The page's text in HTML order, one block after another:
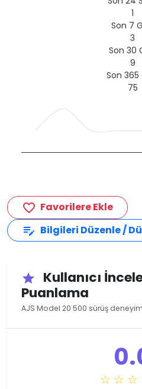
1
Son 7
3
Son 30
9
Son 365
75
favorite_border Favorilere Ekle
edit_note Bilgileri Düzenle /
star
Kullanıcı
Puanlama
AJS Model 20 500 sürüş
☆ ☆ ☆